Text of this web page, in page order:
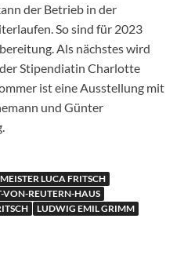
der Betrieb in der
So sind für 2023
Als nächstes wird
Stipendiatin Charlotte
ist eine Ausstellung mit
und Günter
LUCA FRITSCH
VON-REUTERN-HAUS
LUDWIG EMIL GRIMM